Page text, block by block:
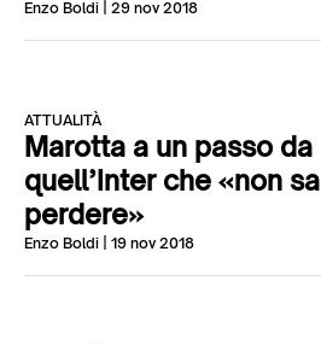
Enzo Boldi | 29 nov 2018
ATTUALITÀ
Marotta a un passo da
quell’Inter che «non sa
perdere»
Enzo Boldi | 19 nov 2018